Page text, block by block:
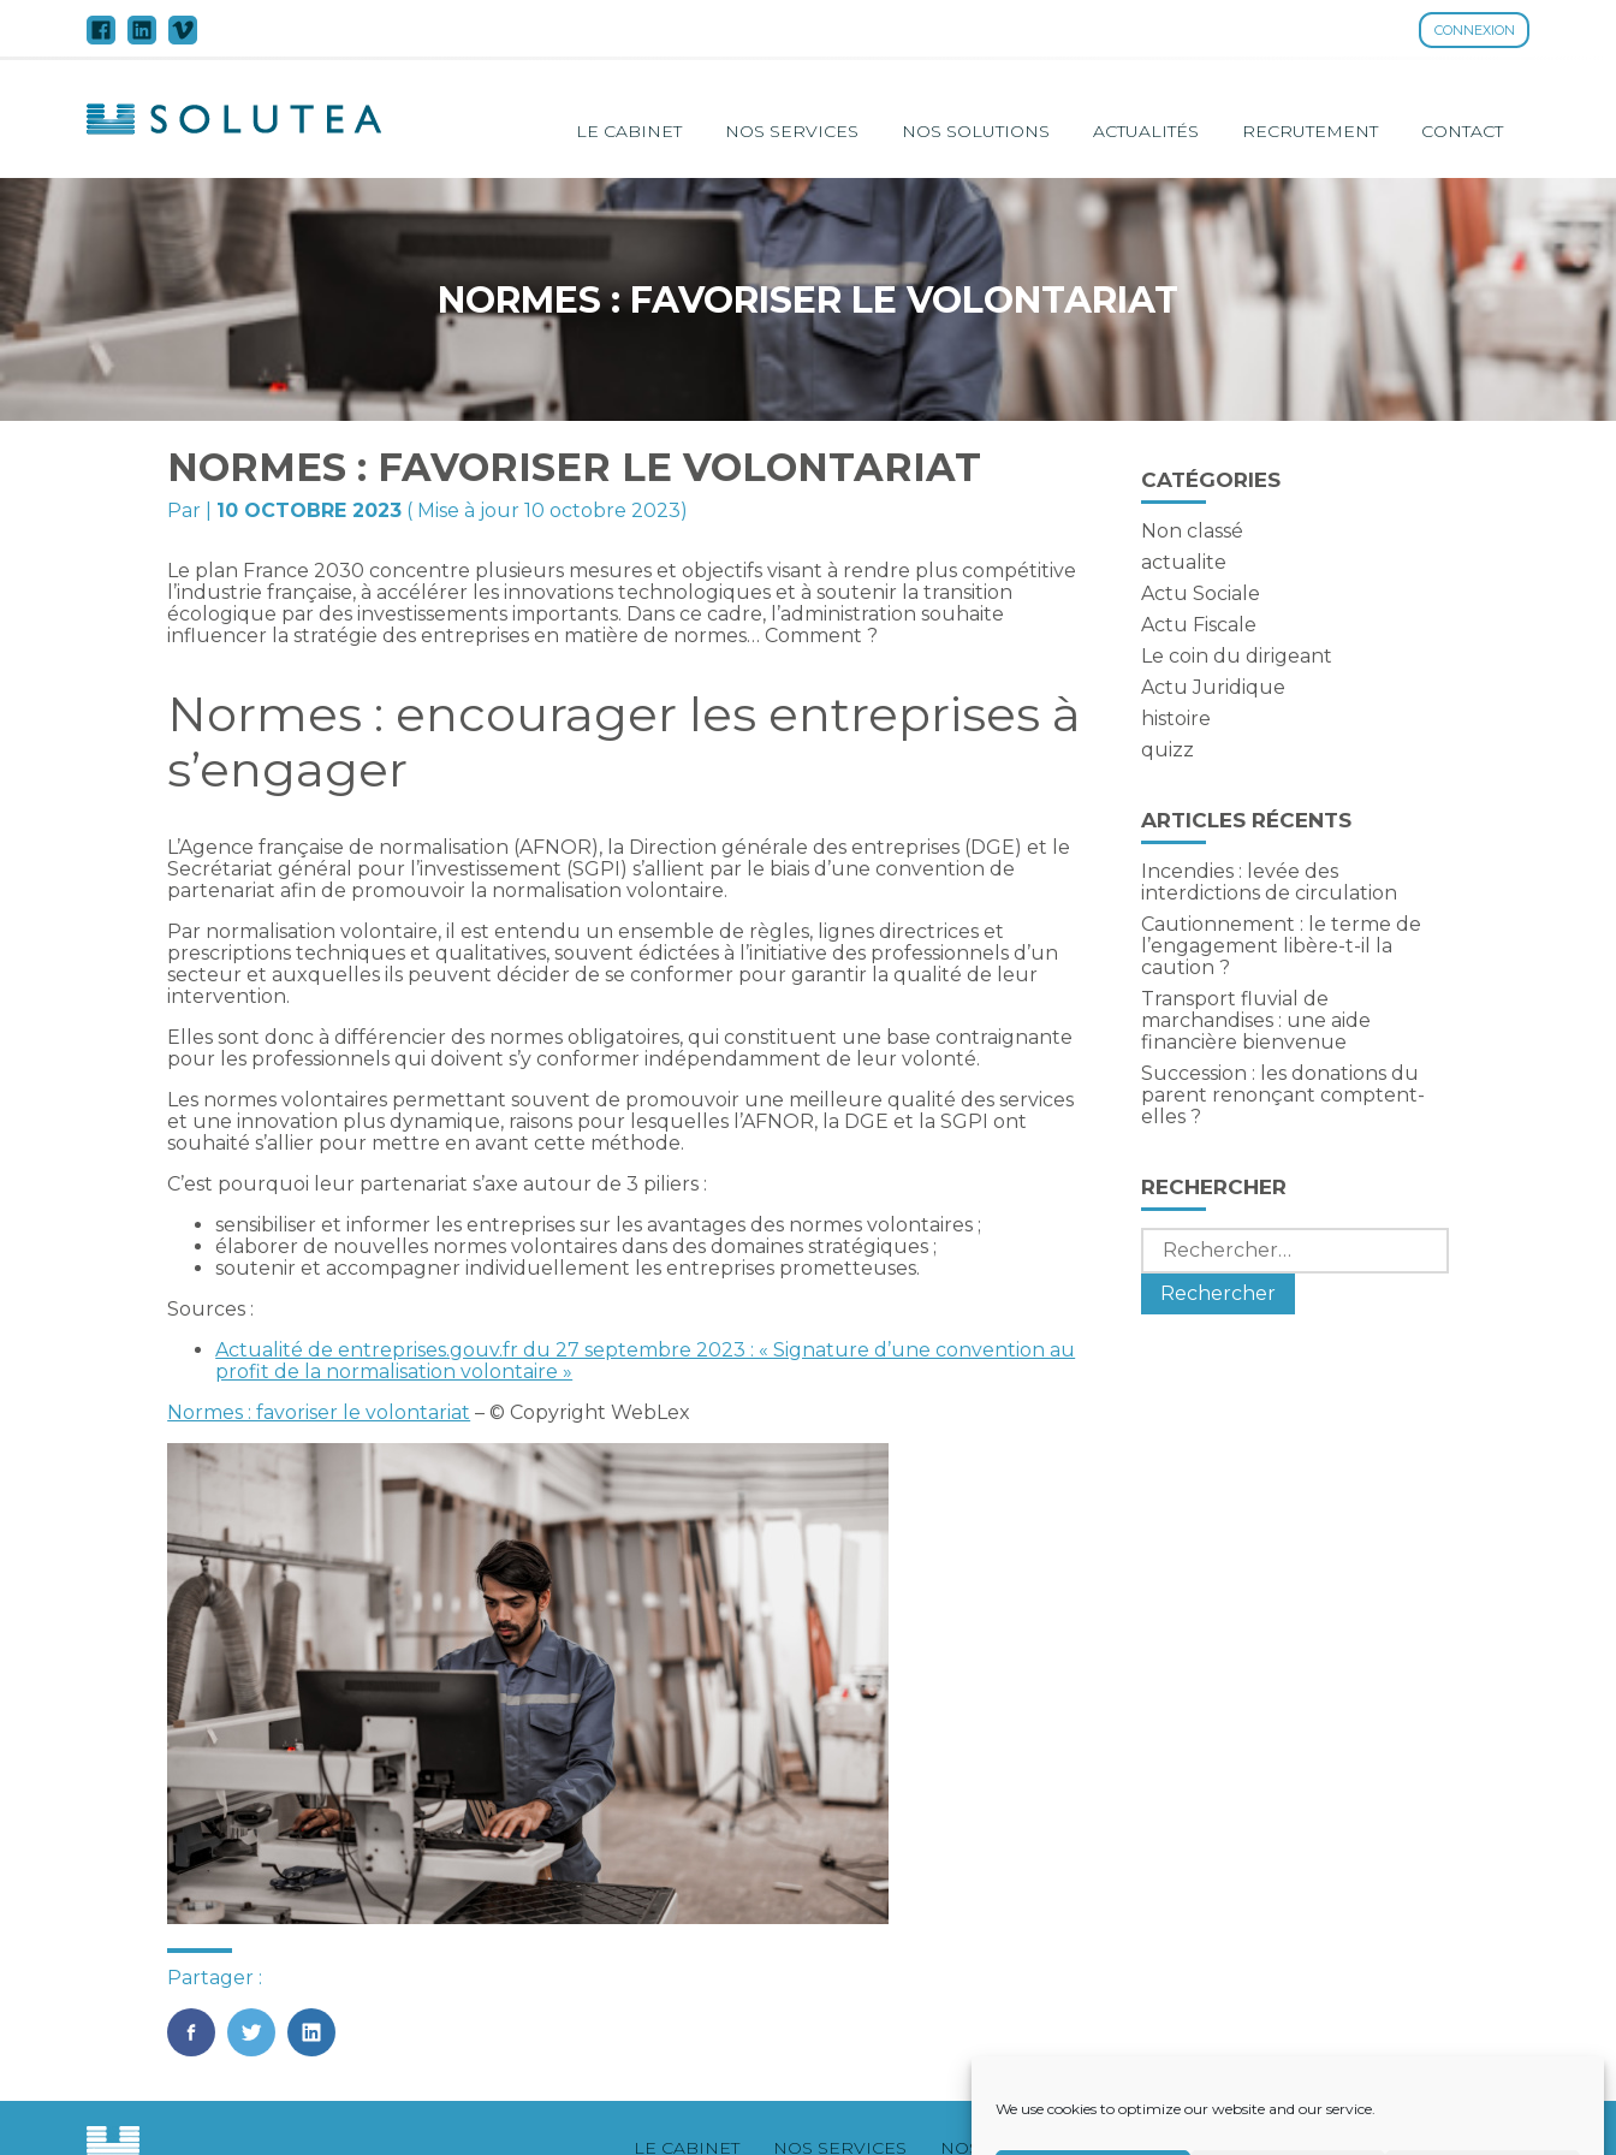
We use cookies to optimize our website and our service.
CONNEXION
au
contenu
Principal
LE CABINET NOS SERVICES NOS SOLUTIONS ACTUALITÉS RECRUTEMENT CONTACT
NORMES : FAVORISER LE VOLONTARIAT
NORMES : FAVORISER LE VOLONTARIAT
Par 10 OCTOBRE 2023 ( Mise à jour 10 octobre 2023)
Le plan France 2030 concentre plusieurs mesures et objectifs visant à rendre plus compétitive
l’industrie française, à accélérer les innovations technologiques et à soutenir la transition
écologique par des investissements importants. Dans ce cadre, l’administration souhaite
influencer la stratégie des entreprises en matière de normes… Comment ?
Normes : encourager les entreprises à
s’engager
L’Agence française de normalisation (AFNOR), la Direction générale des entreprises (DGE) et le
Secrétariat général pour l’investissement (SGPI) s’allient par le biais d’une convention de
partenariat afin de promouvoir la normalisation volontaire.
Par normalisation volontaire, il est entendu un ensemble de règles, lignes directrices et
prescriptions techniques et qualitatives, souvent édictées à l’initiative des professionnels d’un
secteur et auxquelles ils peuvent décider de se conformer pour garantir la qualité de leur
intervention.
Elles sont donc à différencier des normes obligatoires, qui constituent une base contraignante
pour les professionnels qui doivent s’y conformer indépendamment de leur volonté.
Les normes volontaires permettant souvent de promouvoir une meilleure qualité des services
et une innovation plus dynamique, raisons pour lesquelles l’AFNOR, la DGE et la SGPI ont
souhaité s’allier pour mettre en avant cette méthode.
C’est pourquoi leur partenariat s’axe autour de 3 piliers :
sensibiliser et informer les entreprises sur les avantages des normes volontaires ;
élaborer de nouvelles normes volontaires dans des domaines stratégiques ;
soutenir et accompagner individuellement les entreprises prometteuses.
Sources :
Actualité de entreprises.gouv.fr du 27 septembre 2023 : « Signature d’une convention au
profit de la normalisation volontaire »
Normes : favoriser le volontariat – © Copyright WebLex
Partager :
FaceBook
TwitterLinkedIn
Blog
sidebar
CATÉGORIES
Non classé
actualite
Actu Sociale
Actu Fiscale
Le coin du dirigeant
Actu Juridique
histoire
quizz
ARTICLES RÉCENTS
Incendies : levée des
interdictions de circulation
Cautionnement : le terme de
l’engagement libère-t-il la
caution ?
Transport fluvial de
marchandises : une aide
financière bienvenue
Succession : les donations du
parent renonçant comptent-
elles ?
RECHERCHER
Rechercher :
Footer
LE CABINET NOS SERVICES NOS SOLUTIONS ACTUALITÉS